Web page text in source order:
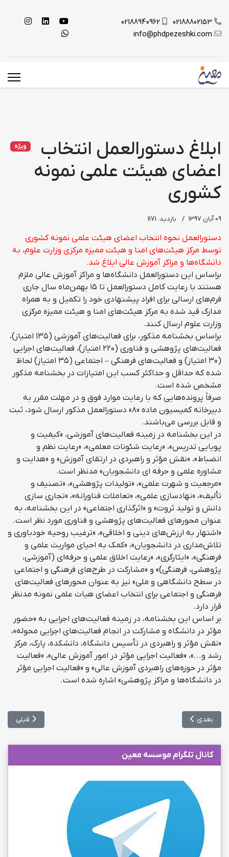
02188802153
02188940962
info@phdpezeshki.com
ویژه
ابلاغ دستورالعمل انتخاب
اعضای هیئت علمی نمونه
کشوری
09 آبان 1397 بازدید: 1171
دستورالعمل نحوه انتخاب اعضای هیئت علمی نمونه کشوری
توسط مرکز هیئت‌های امنا و هیئت‌ ممیزه مرکزی وزارت علوم، به
دانشگاه‌ها و مراکز آموزش عالی ابلاغ شد.
براساس این دستورالعمل دانشگاه‌ها و مراکز آموزش عالی ملزم
هستند با رعایت کامل دستورالعمل تا ۱۵ بهمن‌ماه سال جاری
فرم‌های ارسالی برای افراد پیشنهادی خود را تکمیل و به همراه
مدارک قید شده به مرکز هیئت‌های امنا و هیئت ممیزه مرکزی
وزارت علوم ارسال کنند.
براساس بخشنامه مذکور، برای فعالیت‌های آموزشی (۱۳۵ امتیاز)،
فعالیت‌های پژوهشی و فناوری (۲۲۰ امتیاز)، فعالیت‌های اجرایی
(۳۰ امتیاز) و فعالیت‌های فرهنگی – اجتماعی (۳۵ امتیاز) لحاظ
شده که حداقل و حداکثر کسب این امتیازات در بخشنامه مذکور
مشخص شده است.
صرفاً پرونده‌هایی که با رعایت موارد فوق و در مهلت مقرر به
دبیرخانه کمیسیون ماده «۸» دستورالعمل مذکور ارسال شود، ثبت
و قابل بررسی می‌باشند.
در این بخشنامه در زمینه فعالیت‌های آموزشی، «کیفیت و
پویایی تدریس»، «رعایت شئونات معلمی»، «رعایت نظم و
انضباط»، «نقش مؤثر و راهبردی در ارتقای آموزش» و «هدایت و
مشاوره علمی و حرفه ای دانشجویان» مدنظر است.
«مرجعیت و شهرت علمی»، «تولیدات پژوهشی»، «تصنیف و
تألیف»، «نهادسازی علمی»، «تعاملات فناورانه»، «تجاری سازی
دانش و تولید ثروت» و «اثرگذاری اجتماعی» در این بخشنامه، به
عنوان محورهای فعالیت‌های پژوهشی و فناوری مورد نظر است.
«اشتهار به ارزش‌های دینی و اخلاقی»، «ترغیب روحیه خودباوری و
تلاش‌مداری در دانشجویان»، «کمک به احیای مواریث علمی و
فرهنگی»، «ایثارگری»، «رعایت اخلاق علمی و حرفه‌ای (آموزشی،
پژوهشی، فرهنگی)» و «مشارکت در طرح‌های فرهنگی و اجتماعی
در سطح دانشگاهی و ملی» نیز به عنوان محورهای فعالیت‌های
فرهنگی و اجتماعی برای انتخاب اعضای هیات علمی نمونه مدنظر
قرار دارد.
بر اساس این بخشنامه، در زمینه فعالیت‌های اجرایی به «حضور
مؤثر در دانشگاه و مشارکت در انجام فعالیت‌های اجرایی محوله»،
«نقش مؤثر و راهبردی در تأسیس دانشگاه، دانشکده، پارک، مرکز
رشد و...»، «فعالیت اجرایی مؤثر در امور آموزش عالی»، «فعالیت
مؤثر در حوزه‌های راهبردی آموزش عالی» و «فعالیت اجرایی مؤثر
در دانشگاه‌ها و مراکز پژوهشی» اشاره شده است.
مطلب قبلی:
قبلی مطلب بعدی: برگزاری آزمون EPT آبان ماه 97
بعدی
کانال تلگرام موسسه معین